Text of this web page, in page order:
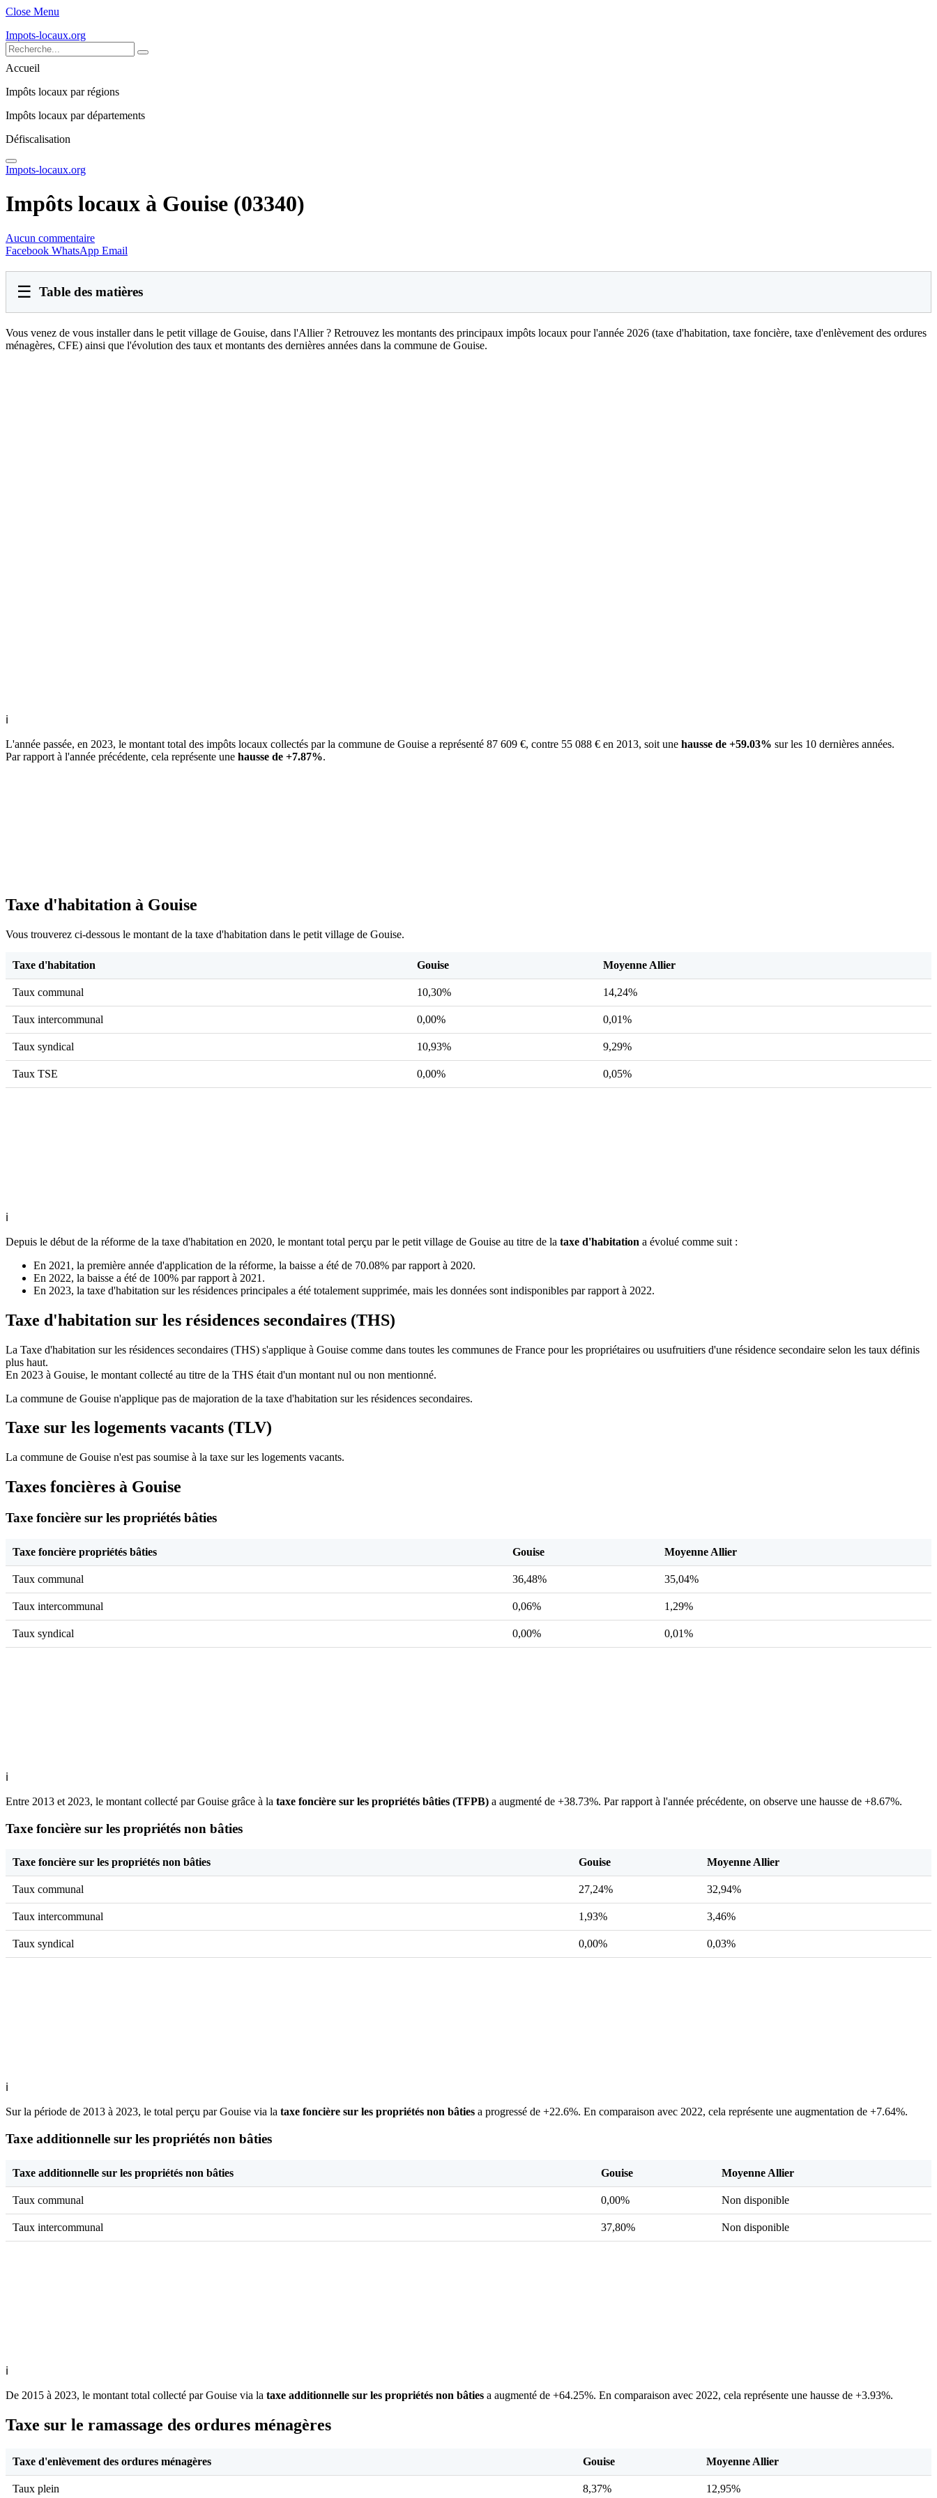
Close Menu
Impots-locaux.org
Accueil
Impôts locaux par régions
Impôts locaux par départements
Défiscalisation
Impots-locaux.org
Impôts locaux à Gouise (03340)
Aucun commentaire
Facebook WhatsApp Email
☰ Table des matières
Vous venez de vous installer dans le petit village de Gouise, dans l'Allier ? Retrouvez les montants des principaux impôts locaux pour l'année 2026 (taxe d'habitation, taxe foncière, taxe d'enlèvement des ordures
ménagères, CFE) ainsi que l'évolution des taux et montants des dernières années dans la commune de Gouise.
ℹ
L'année passée, en 2023, le montant total des impôts locaux collectés par la commune de Gouise a représenté 87 609 €, contre 55 088 € en 2013, soit une hausse de +59.03% sur les 10 dernières années.
Par rapport à l'année précédente, cela représente une hausse de +7.87%.
Taxe d'habitation à Gouise
Vous trouverez ci-dessous le montant de la taxe d'habitation dans le petit village de Gouise.
Taxe d'habitation Gouise Moyenne Allier
Taux communal 10,30% 14,24%
Taux intercommunal 0,00% 0,01%
Taux syndical 10,93% 9,29%
Taux TSE 0,00% 0,05%
ℹ
Depuis le début de la réforme de la taxe d'habitation en 2020, le montant total perçu par le petit village de Gouise au titre de la taxe d'habitation a évolué comme suit :
En 2021, la première année d'application de la réforme, la baisse a été de 70.08% par rapport à 2020.
En 2022, la baisse a été de 100% par rapport à 2021.
En 2023, la taxe d'habitation sur les résidences principales a été totalement supprimée, mais les données sont indisponibles par rapport à 2022.
Taxe d'habitation sur les résidences secondaires (THS)
La Taxe d'habitation sur les résidences secondaires (THS) s'applique à Gouise comme dans toutes les communes de France pour les propriétaires ou usufruitiers d'une résidence secondaire selon les taux définis
plus haut.
En 2023 à Gouise, le montant collecté au titre de la THS était d'un montant nul ou non mentionné.
La commune de Gouise n'applique pas de majoration de la taxe d'habitation sur les résidences secondaires.
Taxe sur les logements vacants (TLV)
La commune de Gouise n'est pas soumise à la taxe sur les logements vacants.
Taxes foncières à Gouise
Taxe foncière sur les propriétés bâties
Taxe foncière propriétés bâties Gouise Moyenne Allier
Taux communal 36,48% 35,04%
Taux intercommunal 0,06% 1,29%
Taux syndical 0,00% 0,01%
ℹ
Entre 2013 et 2023, le montant collecté par Gouise grâce à la taxe foncière sur les propriétés bâties (TFPB) a augmenté de +38.73%. Par rapport à l'année précédente, on observe une hausse de +8.67%.
Taxe foncière sur les propriétés non bâties
Taxe foncière sur les propriétés non bâties Gouise Moyenne Allier
Taux communal 27,24% 32,94%
Taux intercommunal 1,93% 3,46%
Taux syndical 0,00% 0,03%
ℹ
Sur la période de 2013 à 2023, le total perçu par Gouise via la taxe foncière sur les propriétés non bâties a progressé de +22.6%. En comparaison avec 2022, cela représente une augmentation de +7.64%.
Taxe additionnelle sur les propriétés non bâties
Taxe additionnelle sur les propriétés non bâties Gouise Moyenne Allier
Taux communal 0,00% Non disponible
Taux intercommunal 37,80% Non disponible
ℹ
De 2015 à 2023, le montant total collecté par Gouise via la taxe additionnelle sur les propriétés non bâties a augmenté de +64.25%. En comparaison avec 2022, cela représente une hausse de +3.93%.
Taxe sur le ramassage des ordures ménagères
Taxe d'enlèvement des ordures ménagères Gouise Moyenne Allier
Taux plein 8,37% 12,95%